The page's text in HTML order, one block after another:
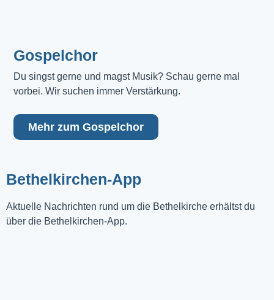
Gospelchor
Du singst gerne und magst Musik? Schau gerne mal
vorbei. Wir suchen immer Verstärkung.
Mehr zum Gospelchor
Bethelkirchen-App
Aktuelle Nachrichten rund um die Bethelkirche erhältst du
über die Bethelkirchen-App.